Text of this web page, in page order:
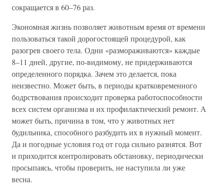
сокращается в 60–76 раз.
Экономная жизнь позволяет животным время от времени
пользоваться такой дорогостоящей процедурой, как
разогрев своего тела. Одни «размораживаются» каждые
8–11 дней, другие, по-видимому, не придерживаются
определенного порядка. Зачем это делается, пока
неизвестно. Может быть, в периоды кратковременного
бодрствования происходит проверка работоспособности
всех систем организма и их профилактический ремонт. А
может быть, причина в том, что у животных нет
будильника, способного разбудить их в нужный момент.
Да и погодные условия год от года сильно разнятся. Вот
и приходится контролировать обстановку, периодически
просыпаясь, чтобы проверить, не наступила ли уже
весна.